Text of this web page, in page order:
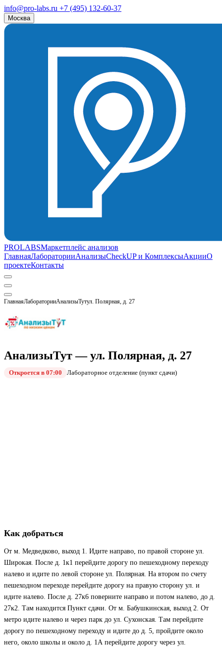
info@pro-labs.ru +7 (495) 132-60-37
Москва
PROLABSМаркетплейс анализов
ГлавнаяЛабораторииАнализыCheckUP и КомплексыАкцииО
проектеКонтакты
ГлавнаяЛабораторииАнализыТутул. Полярная, д. 27
АнализыТут — ул. Полярная, д. 27
Откроется в 07:00 Лабораторное отделение (пункт сдачи)
Как добраться
От м. Медведково, выход 1. Идите направо, по правой стороне ул.
Широкая. После д. 1к1 перейдите дорогу по пешеходному переходу
налево и идите по левой стороне ул. Полярная. На втором по счету
пешеходном переходе перейдите дорогу на правую сторону ул. и
идите налево. После д. 27к6 поверните направо и потом налево, до д.
27к2. Там находится Пункт сдачи. От м. Бабушкинская, выход 2. От
метро идите налево и через парк до ул. Сухонская. Там перейдите
дорогу по пешеходному переходу и идите до д. 5, пройдите около
него, около школы и около д. 1А перейдите дорогу через ул.